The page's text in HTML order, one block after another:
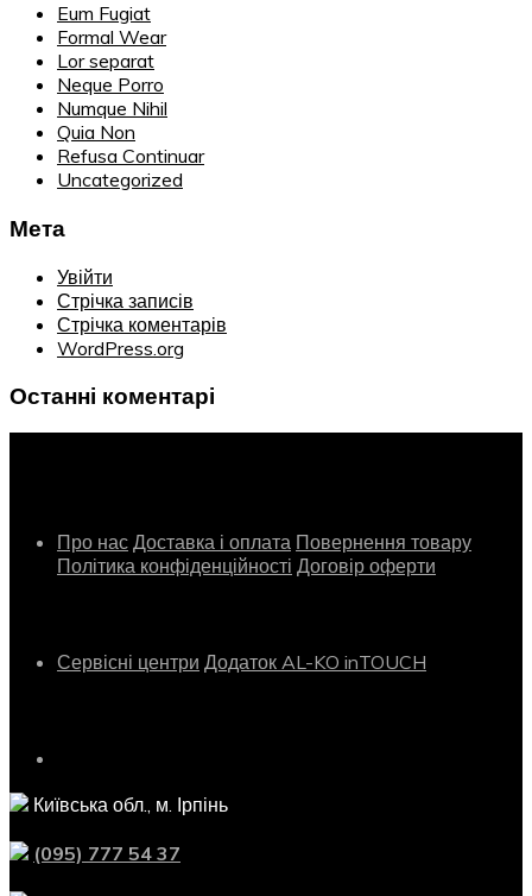
Eum Fugiat
Formal Wear
Lor separat
Neque Porro
Numque Nihil
Quia Non
Refusa Continuar
Uncategorized
Мета
Увійти
Стрічка записів
Стрічка коментарів
WordPress.org
Останні коментарі
Про нас Доставка і оплата Повернення товару
Політика конфіденційності Договір оферти
Сервісні центри Додаток AL-KO inTOUCH
Київська обл., м. Ірпінь
(095) 777 54 37